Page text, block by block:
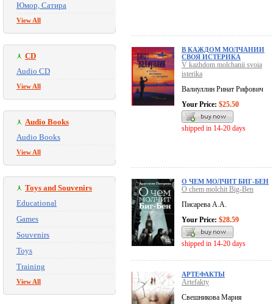
Юмор, Сатира
View All
CD
Audio CD
View All
Audio Books
Audio Books
View All
Toys and Souvenirs
Educational
Games
Souvenirs
Toys
Training
View All
В КАЖДОМ МОЛЧАНИИ
СВОЯ ИСТЕРИКА
V kazhdom molchanii svoia
isterika
Валиуллин Ринат Рифович
Your Price: $25.50
shipped in 14-20 days
О ЧЕМ МОЛЧИТ БИГ-БЕН
O chem molchit Big-Ben
Писарева А.А.
Your Price: $28.59
shipped in 14-20 days
АРТЕФАКТЫ
Artefakty
Свешникова Мария